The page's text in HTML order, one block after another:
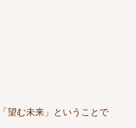
望む未来」ということで